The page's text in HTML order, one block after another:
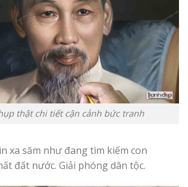
thật chi tiết cận cảnh bức tranh
xa săm như đang tìm kiếm con
đất nước. Giải phóng dân tộc.